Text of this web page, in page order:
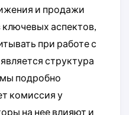
и продажи
аспектов,
при работе с
структура
подробно
комиссия у
на нее влияют и